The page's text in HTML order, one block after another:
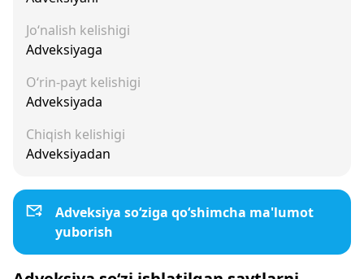
Jo‘nalish kelishigi
Adveksiyaga
O‘rin-payt kelishigi
Adveksiyada
Chiqish kelishigi
Adveksiyadan
Adveksiya so‘ziga qo‘shimcha ma'lumot
yuborish